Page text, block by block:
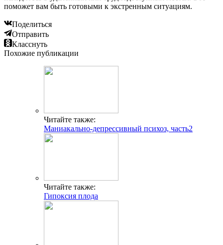
поможет вам быть готовыми к экстренным ситуациям.
Поделиться
Отправить
Класснуть
Похожие публикации
Читайте также:
Маниакально-депрессивный психоз, часть2
Читайте также:
Гипоксия плода